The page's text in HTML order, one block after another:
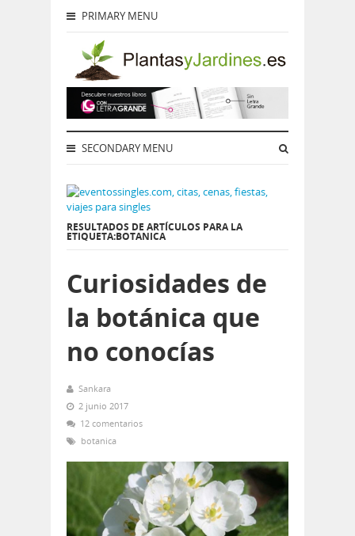
PRIMARY MENU
SECONDARY MENU
RESULTADOS DE ARTÍCULOS PARA LA
ETIQUETA:BOTANICA
Curiosidades de
la botánica que
no conocías
Sankara
2 junio 2017
12 comentarios
botanica